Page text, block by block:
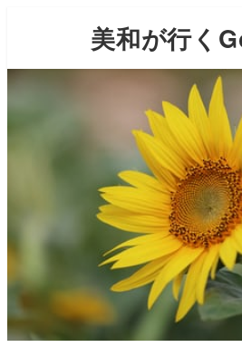
美和が行く